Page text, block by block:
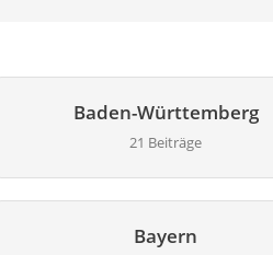
Baden-Württemberg
21 Beiträge
Bayern